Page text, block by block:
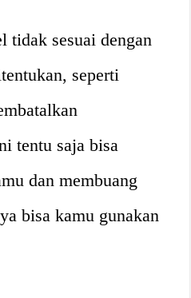
tidak sesuai dengan
seperti
tentu saja bisa
dan membuang
bisa kamu gunakan